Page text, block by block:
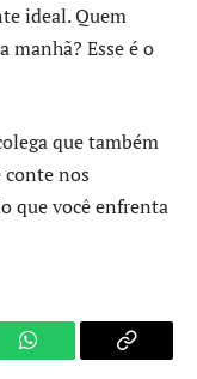
ideal. Quem
manhã? Esse é o
que também
conte nos
que você enfrenta
WhatsApp Copy